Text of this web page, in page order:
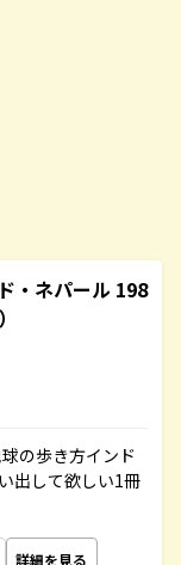
・ネパール 198
の歩き方インド
出して欲しい1冊
詳細を見る